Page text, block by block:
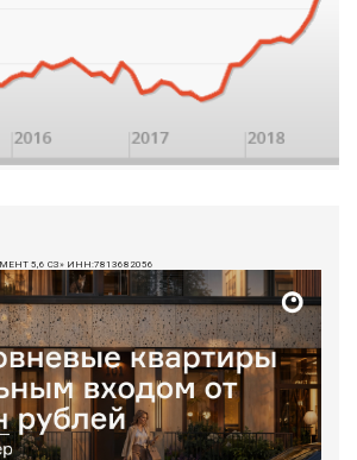
5,6 СЗ» ИНН:7813682056